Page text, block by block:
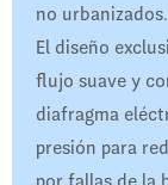
no urbanizados.
El diseño
flujo suave y
diafragma
presión para